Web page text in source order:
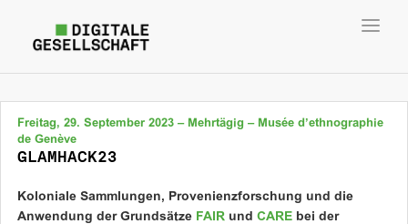
Freitag, 29. September 2023 – Mehrtägig – Musée d’ethnographie
de Genève
GLAMHACK23
Koloniale Sammlungen, Provenienzforschung und die
Anwendung der Grundsätze FAIR und CARE bei der